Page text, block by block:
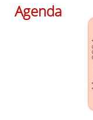
Grupos Políticos
Agenda de
Plenos
Oficina de
Agenda